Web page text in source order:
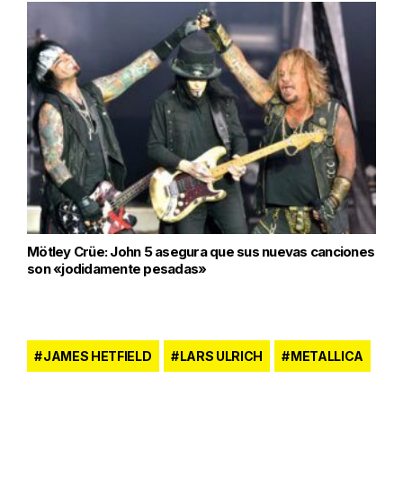
Mötley Crüe: John 5 asegura que sus nuevas canciones
son «jodidamente pesadas»
JAMES HETFIELD LARS ULRICH METALLICA